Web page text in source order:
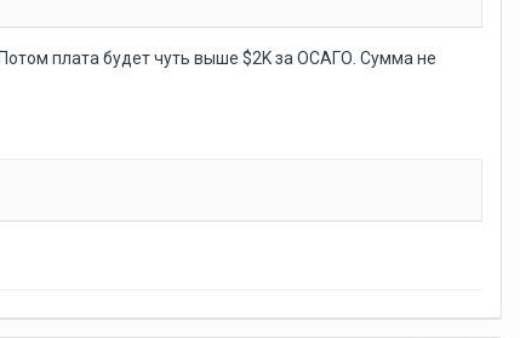
плата будет чуть выше $2K за ОСАГО. Сумма не